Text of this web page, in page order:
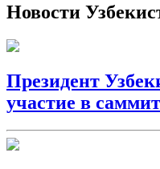
Новости
Президент
участие в